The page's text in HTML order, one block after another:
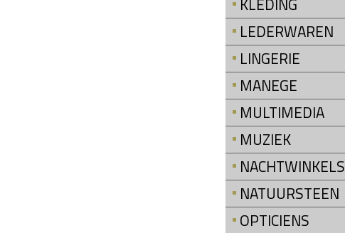
LEDERWAREN
LINGERIE
MANEGE
MULTIMEDIA
MUZIEK
NACHTWINKELS
NATUURSTEEN
OPTICIENS